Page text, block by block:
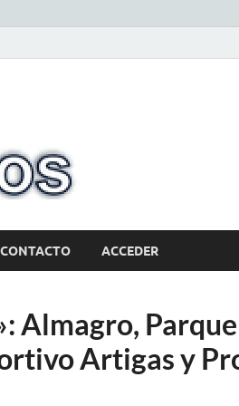
CONTACTO ACCEDER
Almagro,
Artigas y